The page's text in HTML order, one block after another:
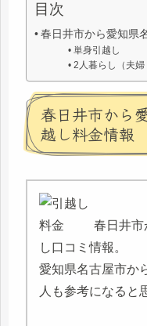
目次
春日井市から愛知県
単身引越し
2人暮らし（夫婦
春日井市から
越し料金情報
春日井市
し口コミ情報。
愛知県名古屋市か
人も参考になると